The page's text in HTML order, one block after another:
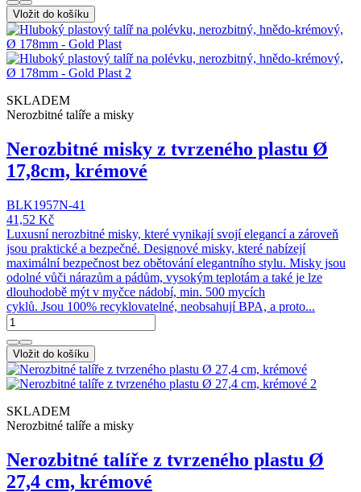
Vložit do košíku
SKLADEM
Nerozbitné talíře a misky
Nerozbitné misky z tvrzeného plastu Ø
17,8cm, krémové
BLK1957N-41
41,52 Kč
Luxusní nerozbitné misky, které vynikají svojí elegancí a zároveň
jsou praktické a bezpečné. Designové misky, které nabízejí
maximální bezpečnost bez obětování elegantního stylu. Misky jsou
odolné vůči nárazům a pádům, vysokým teplotám a také je lze
dlouhodobě mýt v myčce nádobí, min. 500 mycích
cyklů. Jsou 100% recyklovatelné, neobsahují BPA, a proto...
Vložit do košíku
SKLADEM
Nerozbitné talíře a misky
Nerozbitné talíře z tvrzeného plastu Ø
27,4 cm, krémové